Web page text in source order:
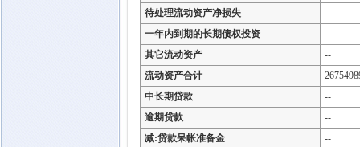
待处理流动资产净损失
--
一年内到期的长期债权投资
--
其它流动资产
--
流动资产合计
中长期贷款
--
逾期贷款
--
减:贷款呆帐准备金
--